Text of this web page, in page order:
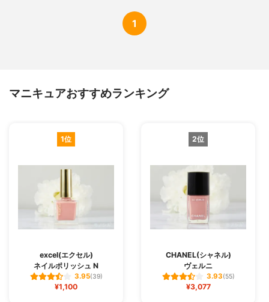
1
マニキュアおすすめランキング
1位
excel(エクセル)
ネイルポリッシュ N
3.95(39)
¥1,100
2位
CHANEL(シャネル)
ヴェルニ
3.93(55)
¥3,077